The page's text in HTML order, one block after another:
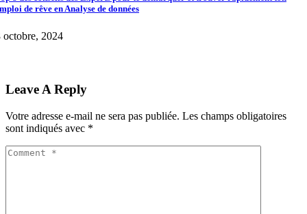
de rêve en Analyse de données
octobre, 2024
Leave A Reply
Votre adresse e-mail ne sera pas publiée. Les champs obligatoires
sont indiqués avec *